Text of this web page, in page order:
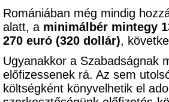
Romániában még mindig
alatt, a minimálbér mintegy
270 euró (320 dollár),
Ugyanakkor a Szabadságnak
előfizessenek rá. Az sem
költségként könyvelhetik el